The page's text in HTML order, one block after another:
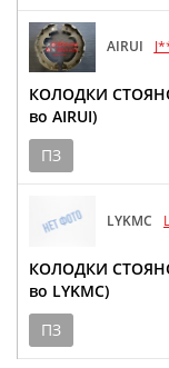
AIRUI
КОЛОДКИ
во AIRUI)
ПЗ
LYKMC
КОЛОДКИ
во LYKMC)
ПЗ